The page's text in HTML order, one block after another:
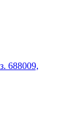
688009,